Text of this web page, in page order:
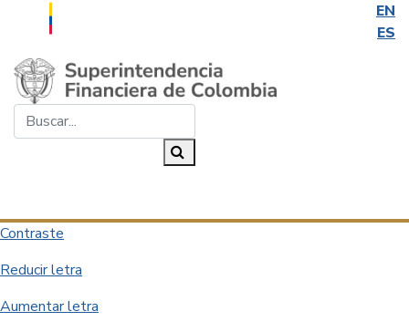
EN
ES
Saltar al contenido principal
Contraste
Reducir letra
Aumentar letra